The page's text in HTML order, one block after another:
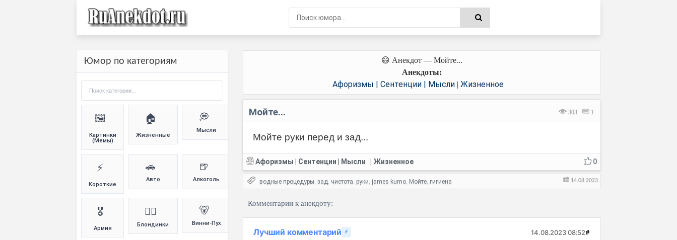
😄 Анекдот — Мойте...
Анекдоты:
Афоризмы | Сентенции | Мысли| Жизненное
303 1
Мойте...
Мойте руки перед и зад...
0
Афоризмы | Сентенции | Мысли Жизненное
14.08.2023
водные процедуры, зад, чистота, руки, james kumo, Мойте, гигиена
Комментарии к анекдоту:
Лучший комментарий ⚡ 14.08.2023 08:52#
Юмор по категориям
🖼️
Картинки
(Мемы)
🏠
Жизненные
💭
Мысли
⚡
Короткие
🚗
Авто
🍺
Алкоголь
🎖️
Армия
👱‍♀️
Блондинки
🐻
Винни-Пух